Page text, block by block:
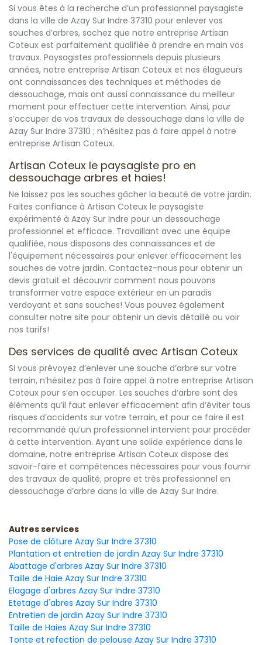
Si vous êtes à la recherche d’un professionnel paysagiste
dans la ville de Azay Sur Indre 37310 pour enlever vos
souches d’arbres, sachez que notre entreprise Artisan
Coteux est parfaitement qualifiée à prendre en main vos
travaux. Paysagistes professionnels depuis plusieurs
années, notre entreprise Artisan Coteux et nos élagueurs
ont connaissances des techniques et méthodes de
dessouchage, mais ont aussi connaissance du meilleur
moment pour effectuer cette intervention. Ainsi, pour
s’occuper de vos travaux de dessouchage dans la ville de
Azay Sur Indre 37310 ; n’hésitez pas à faire appel à notre
entreprise Artisan Coteux.
Artisan Coteux le paysagiste pro en
dessouchage arbres et haies!
Ne laissez pas les souches gâcher la beauté de votre jardin.
Faites confiance à Artisan Coteux le paysagiste
expérimenté à Azay Sur Indre pour un dessouchage
professionnel et efficace. Travaillant avec une équipe
qualifiée, nous disposons des connaissances et de
l'équipement nécessaires pour enlever efficacement les
souches de votre jardin. Contactez-nous pour obtenir un
devis gratuit et découvrir comment nous pouvons
transformer votre espace extérieur en un paradis
verdoyant et sans souches! Vous pouvez également
consulter notre site pour obtenir un devis détaillé ou voir
nos tarifs!
Des services de qualité avec Artisan Coteux
Si vous prévoyez d’enlever une souche d’arbre sur votre
terrain, n’hésitez pas à faire appel à notre entreprise Artisan
Coteux pour s’en occuper. Les souches d’arbre sont des
éléments qu’il faut enlever efficacement afin d’éviter tous
risques d’accidents sur votre terrain, et pour ce faire il est
recommandé qu’un professionnel intervient pour procéder
à cette intervention. Ayant une solide expérience dans le
domaine, notre entreprise Artisan Coteux dispose des
savoir-faire et compétences nécessaires pour vous fournir
des travaux de qualité, propre et très professionnel en
dessouchage d’arbre dans la ville de Azay Sur Indre.
Autres services
Pose de clôture Azay Sur Indre 37310
Plantation et entretien de jardin Azay Sur Indre 37310
Abattage d'arbres Azay Sur Indre 37310
Taille de Haie Azay Sur Indre 37310
Elagage d'arbres Azay Sur Indre 37310
Etetage d'abres Azay Sur Indre 37310
Entretien de jardin Azay Sur Indre 37310
Taille de Haies Azay Sur Indre 37310
Tonte et refection de pelouse Azay Sur Indre 37310